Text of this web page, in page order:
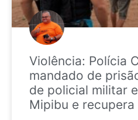
Violência: Polícia
mandado de
de policial militar
Mipibu e